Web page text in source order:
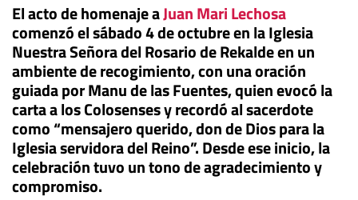
El acto de homenaje aJuan Mari Lechosa
comenzó el sábado 4 de octubre en la Iglesia
Nuestra Señora del Rosario de Rekalde en un
ambiente de recogimiento, con una oración
guiada por Manu de las Fuentes, quien evocó la
carta a los Colosenses y recordó al sacerdote
como “mensajero querido, don de Dios para la
Iglesia servidora del Reino”. Desde ese inicio, la
celebración tuvo un tono de agradecimiento y
compromiso.